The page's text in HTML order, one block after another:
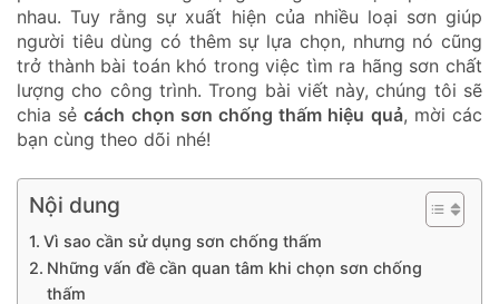
nhau. Tuy rằng sự xuất hiện của nhiều loại sơn giúp
người tiêu dùng có thêm sự lựa chọn, nhưng nó cũng
trở thành bài toán khó trong việc tìm ra hãng sơn chất
lượng cho công trình. Trong bài viết này, chúng tôi sẽ
chia sẻcách chọn sơn chống thấm hiệu quả, mời các
bạn cùng theo dõi nhé!
Nội dung
Vì sao cần sử dụng sơn chống thấm
Những vấn đề cần quan tâm khi chọn sơn chống
thấm